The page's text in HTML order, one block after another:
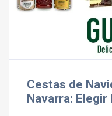
Cestas de
Navarra: